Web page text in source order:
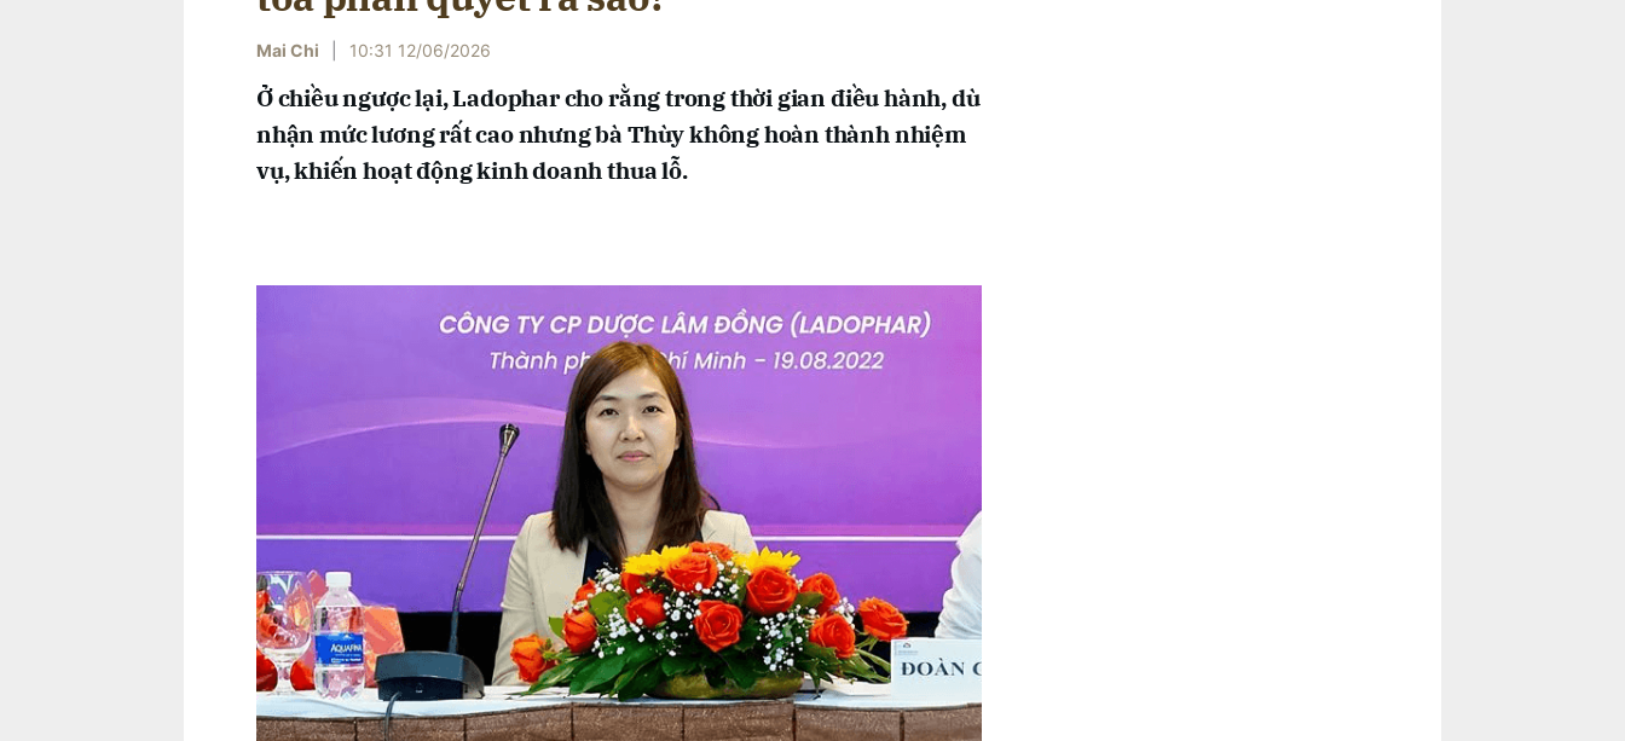
Mai Chi 10:31 12/06/2026
Ở chiều ngược lại, Ladophar cho rằng trong thời gian điều hành, dù
nhận mức lương rất cao nhưng bà Thùy không hoàn thành nhiệm
vụ, khiến hoạt động kinh doanh thua lỗ.